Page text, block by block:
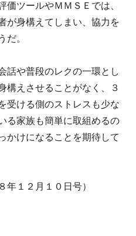
ツールやＭＭＳＥでは、
が身構えてしまい、協力を
だ。
や普段のレクの一環とし
構えさせることがなく、３
受ける側のストレスも少な
る家族も簡単に取組めるの
かけになることを期待して
年１２月１０日号）